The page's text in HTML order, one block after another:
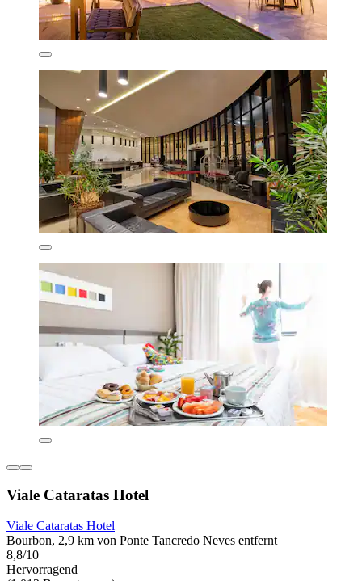
Viale Cataratas Hotel
Viale Cataratas Hotel
Bourbon, 2,9 km von Ponte Tancredo Neves entfernt
8,8/10
Hervorragend